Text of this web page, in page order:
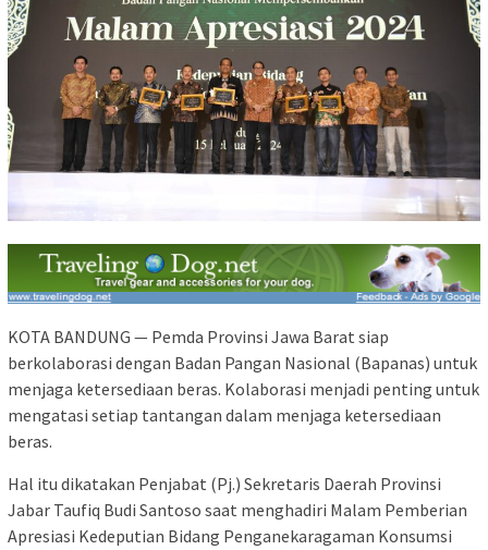
KOTA BANDUNG — Pemda Provinsi Jawa Barat siap
berkolaborasi dengan Badan Pangan Nasional (Bapanas) untuk
menjaga ketersediaan beras. Kolaborasi menjadi penting untuk
mengatasi setiap tantangan dalam menjaga ketersediaan
beras.
Hal itu dikatakan Penjabat (Pj.) Sekretaris Daerah Provinsi
Jabar Taufiq Budi Santoso saat menghadiri Malam Pemberian
Apresiasi Kedeputian Bidang Penganekaragaman Konsumsi